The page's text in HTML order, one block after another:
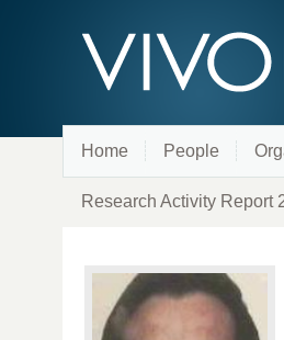
Home People
Research Activity Report